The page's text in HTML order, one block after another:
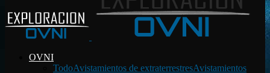
OVNI
TodoAvistamientos de extraterrestresAvistamientos